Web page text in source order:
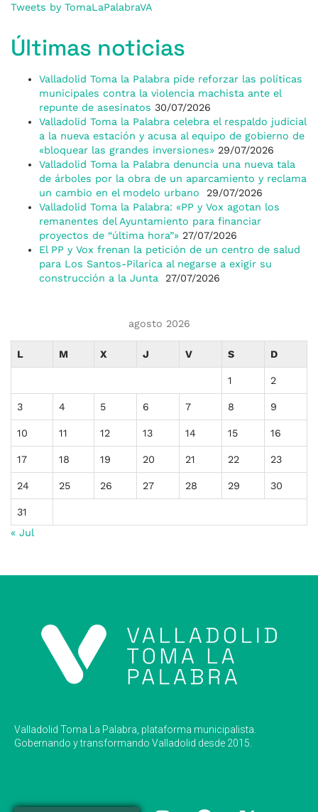
Tweets by TomaLaPalabraVA
Últimas noticias
Valladolid Toma la Palabra pide reforzar las políticas
municipales contra la violencia machista ante el
repunte de asesinatos 30/07/2026
Valladolid Toma la Palabra celebra el respaldo judicial
a la nueva estación y acusa al equipo de gobierno de
«bloquear las grandes inversiones» 29/07/2026
Valladolid Toma la Palabra denuncia una nueva tala
de árboles por la obra de un aparcamiento y reclama
un cambio en el modelo urbano
29/07/2026
Valladolid Toma la Palabra: «PP y Vox agotan los
remanentes del Ayuntamiento para financiar
proyectos de “última hora”» 27/07/2026
El PP y Vox frenan la petición de un centro de salud
para Los Santos-Pilarica al negarse a exigir su
construcción a la Junta
27/07/2026
agosto 2026
L M X J V S D
1 2
3 4 5 6 7 8 9
10 11 12 13 14 15 16
17 18 19 20 21 22 23
24 25 26 27 28 29 30
31
« Jul
Valladolid Toma La Palabra, plataforma municipalista.
Gobernando y transformando Valladolid desde 2015.